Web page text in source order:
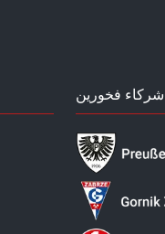
شركاء فخورين